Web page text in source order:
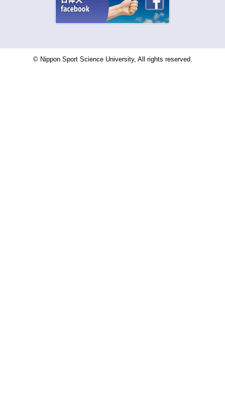
© Nippon Sport Science University, All rights reserved.